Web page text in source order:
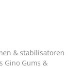
& stabilisatoren
Gino Gums &